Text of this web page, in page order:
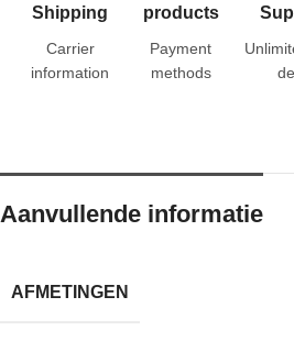
Shipping
Carrier
information
products
Payment
methods
Aanvullende informatie
AFMETINGEN